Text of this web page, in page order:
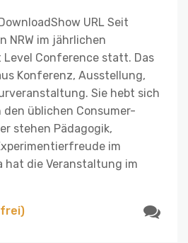
URL Seit
NRW im jährlichen
Level Conference statt. Das
Konferenz, Ausstellung,
Sie hebt sich
üblichen Consumer-
stehen Pädagogik,
im
hat die Veranstaltung im